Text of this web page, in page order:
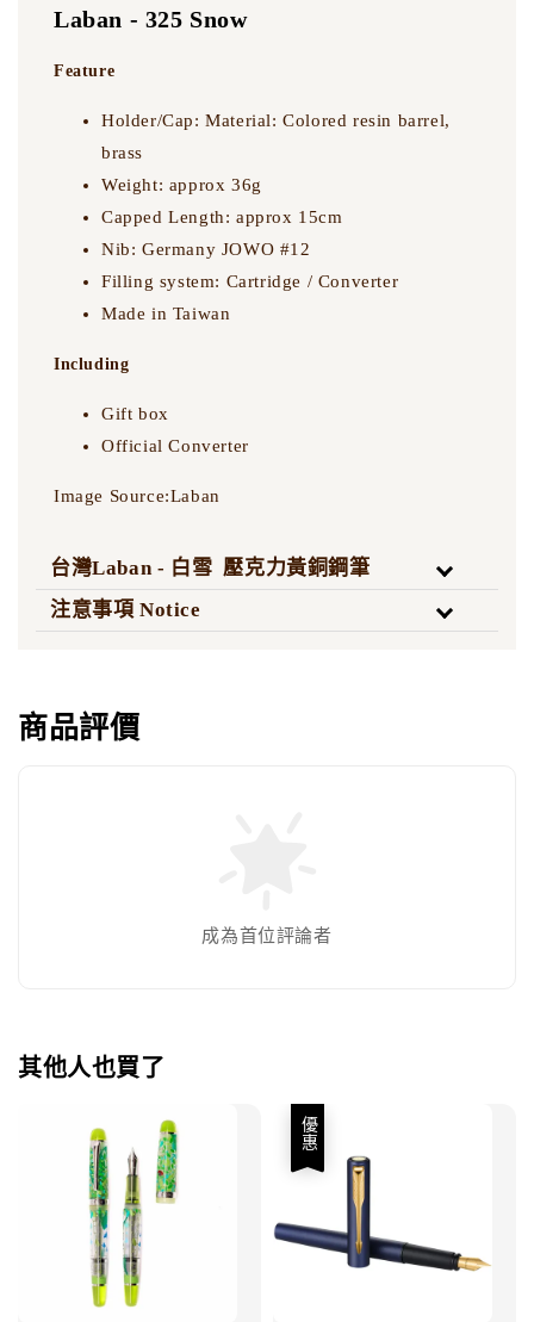
NT$ 200
NT$ 300
-
Laban - 325 Snow
Feature
Holder/Cap: Material: Colored resin barrel,
brass
Weight: approx 36g
Capped Length: approx 15cm
Nib: Germany JOWO #12
Filling system: Cartridge / Converter
Made in Taiwan
Including
Gift box
Official Converter
Image Source:Laban
台灣Laban - 白雪 壓克力黃銅鋼筆
注意事項 Notice
商品評價
成為首位評論者
其他人也買了
優惠